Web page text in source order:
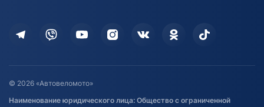
Дополнительные услуги
Оставить отзыв
Договор публичной оферты
© 2026 «Автовеломото»
Наименование юридического лица: Общество с ограниченной